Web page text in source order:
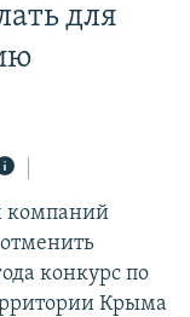
для
компаний
конкурс по
Крыма